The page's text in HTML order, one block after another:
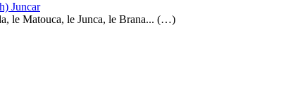
Juncar
le Matouca, le Junca, le Brana... (…)